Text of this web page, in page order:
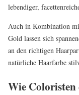
lebendiger,
Auch in Kombination
Gold lassen sich
an den richtigen
natürliche Haarfarbe
Wie Coloristen